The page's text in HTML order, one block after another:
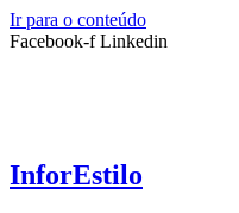
Ir para o conteúdo
Facebook-f Linkedin
InforEstilo